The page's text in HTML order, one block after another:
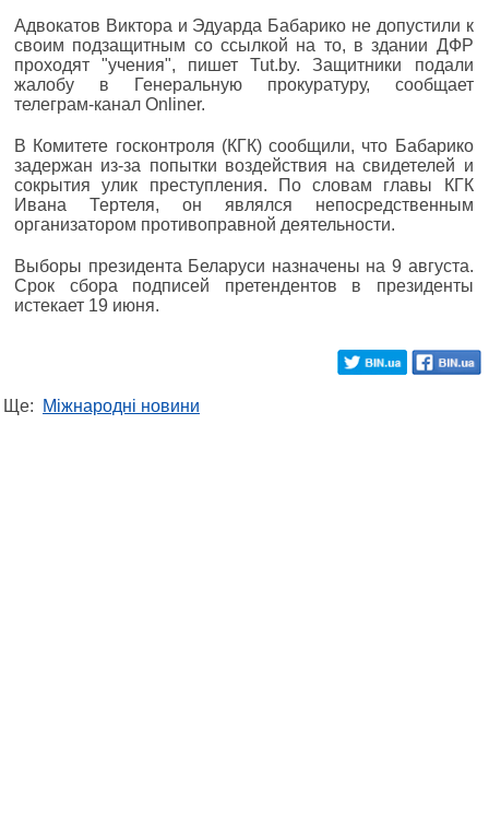
Адвокатов Виктора и Эдуарда Бабарико не допустили к
своим подзащитным со ссылкой на то, в здании ДФР
проходят "учения", пишет Tut.by. Защитники подали
жалобу в Генеральную прокуратуру, сообщает
телеграм-канал Onliner.
В Комитете госконтроля (КГК) сообщили, что Бабарико
задержан из-за попытки воздействия на свидетелей и
сокрытия улик преступления. По словам главы КГК
Ивана Тертеля, он являлся непосредственным
организатором противоправной деятельности.
Выборы президента Беларуси назначены на 9 августа.
Срок сбора подписей претендентов в президенты
истекает 19 июня.
Ще: Міжнародні новини